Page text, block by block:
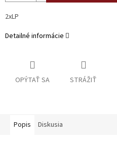
2xLP
Detailné informácie
OPÝTAŤ SA STRÁŽIŤ
Popis Diskusia